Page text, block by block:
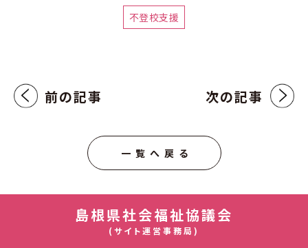
不登校支援
前の記事 次の記事
一覧へ戻る
島根県社会福祉協議会
(サイト運営事務局)